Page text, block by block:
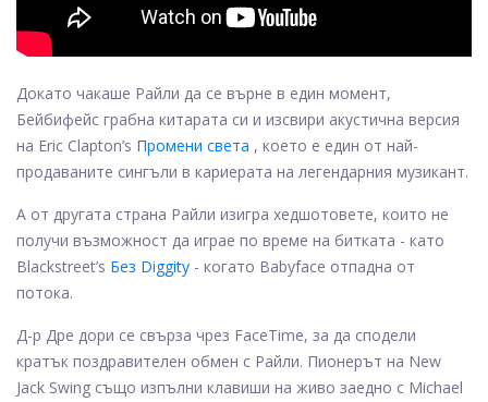
Докато чакаше Райли да се върне в един момент,
Бейбифейс грабна китарата си и изсвири акустична версия
на Eric Clapton’s Промени света , което е един от най-
продаваните сингъли в кариерата на легендарния музикант.
А от другата страна Райли изигра хедшотовете, които не
получи възможност да играе по време на битката - като
Blackstreet’s Без Diggity - когато Babyface отпадна от
потока.
Д-р Дре дори се свърза чрез FaceTime, за да сподели
кратък поздравителен обмен с Райли. Пионерът на New
Jack Swing също изпълни клавиши на живо заедно с Michael